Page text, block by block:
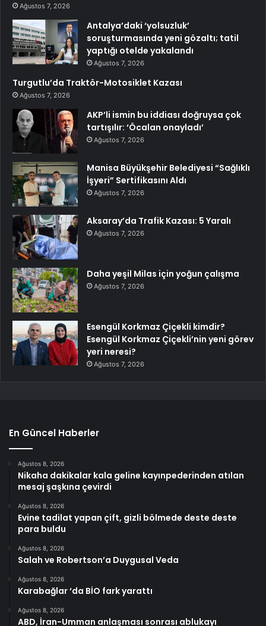
Ağustos 7, 2026
Antalya’daki ‘yolsuzluk’
soruşturmasında yeni gözaltı; tatil
yaptığı otelde yakalandı
Ağustos 7, 2026
Turgutlu’da Traktör-Motosiklet Kazası
Ağustos 7, 2026
AKP’li ismin bu iddiası doğruysa çok
tartışılır: ‘Öcalan onayladı’
Ağustos 7, 2026
Manisa Büyükşehir Belediyesi “Sağlıklı
İşyeri” Sertifikasını Aldı
Ağustos 7, 2026
Aksaray’da Trafik Kazası: 5 Yaralı
Ağustos 7, 2026
Daha yeşil Milas için yoğun çalışma
Ağustos 7, 2026
Esengül Korkmaz Çiçekli kimdir?
Esengül Korkmaz Çiçekli’nin yeni görev
yeri neresi?
Ağustos 7, 2026
En Güncel Haberler
Ağustos 8, 2026
Nikaha dakikalar kala geline kayınpederinden atılan
mesaj şaşkına çevirdi
Ağustos 8, 2026
Evine tadilat yapan çift, gizli bölmede deste deste
para buldu
Ağustos 8, 2026
Salah ve Robertson’a Duygusal Veda
Ağustos 8, 2026
Karabağlar ‘da BİO fark yarattı
Ağustos 8, 2026
ABD, İran-Umman anlaşması sonrası ablukayı